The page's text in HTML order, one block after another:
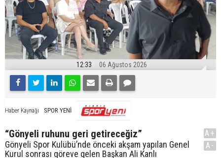
12:33 06 Ağustos 2026
Haber Kaynağı SPOR YENİ
“Gönyeli ruhunu geri getireceğiz”
Gönyeli Spor Kulübü’nde önceki akşam yapılan Genel
Kurul sonrası göreve gelen Başkan Ali Kanlı
A+
A-